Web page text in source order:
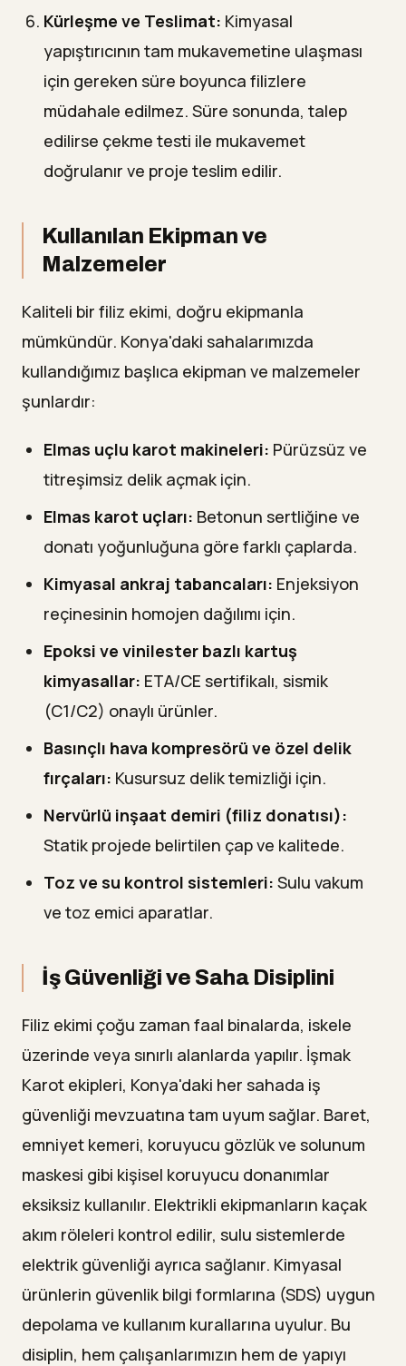
Kürleşme ve Teslimat: Kimyasal
yapıştırıcının tam mukavemetine ulaşması
için gereken süre boyunca filizlere
müdahale edilmez. Süre sonunda, talep
edilirse çekme testi ile mukavemet
doğrulanır ve proje teslim edilir.
Kullanılan Ekipman ve
Malzemeler
Kaliteli bir filiz ekimi, doğru ekipmanla
mümkündür. Konya'daki sahalarımızda
kullandığımız başlıca ekipman ve malzemeler
şunlardır:
Elmas uçlu karot makineleri: Pürüzsüz ve
titreşimsiz delik açmak için.
Elmas karot uçları: Betonun sertliğine ve
donatı yoğunluğuna göre farklı çaplarda.
Kimyasal ankraj tabancaları: Enjeksiyon
reçinesinin homojen dağılımı için.
Epoksi ve vinilester bazlı kartuş
kimyasallar: ETA/CE sertifikalı, sismik
(C1/C2) onaylı ürünler.
Basınçlı hava kompresörü ve özel delik
fırçaları: Kusursuz delik temizliği için.
Nervürlü inşaat demiri (filiz donatısı):
Statik projede belirtilen çap ve kalitede.
Toz ve su kontrol sistemleri: Sulu vakum
ve toz emici aparatlar.
İş Güvenliği ve Saha Disiplini
Filiz ekimi çoğu zaman faal binalarda, iskele
üzerinde veya sınırlı alanlarda yapılır. İşmak
Karot ekipleri, Konya'daki her sahada iş
güvenliği mevzuatına tam uyum sağlar. Baret,
emniyet kemeri, koruyucu gözlük ve solunum
maskesi gibi kişisel koruyucu donanımlar
eksiksiz kullanılır. Elektrikli ekipmanların kaçak
akım röleleri kontrol edilir, sulu sistemlerde
elektrik güvenliği ayrıca sağlanır. Kimyasal
ürünlerin güvenlik bilgi formlarına (SDS) uygun
depolama ve kullanım kurallarına uyulur. Bu
disiplin, hem çalışanlarımızın hem de yapıyı